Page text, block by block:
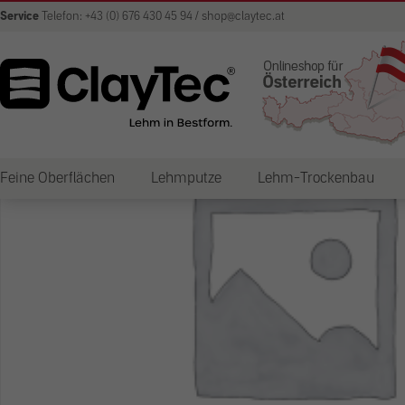
Service Telefon: +43 (0) 676 430 45 94 / shop@claytec.at
Feine Oberflächen Lehmputze Lehm-Trockenbau